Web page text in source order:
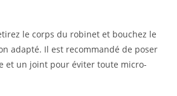
le corps du robinet et bouchez le
adapté. Il est recommandé de poser
et un joint pour éviter toute micro-